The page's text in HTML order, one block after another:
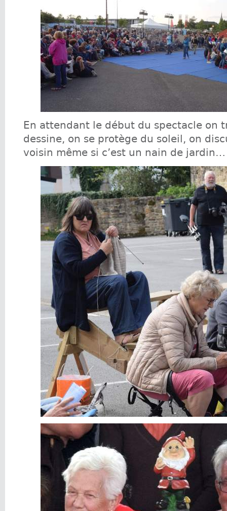
En attendant le début du spectacle on
dessine, on se protège du soleil, on
voisin même si c’est un nain de jardin…